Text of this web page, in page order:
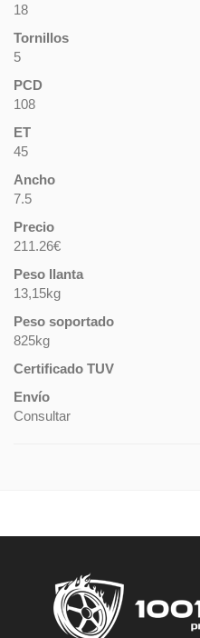
18
Tornillos
5
PCD
108
ET
45
Ancho
7.5
Precio
211.26€
Peso llanta
13,15kg
Peso soportado
825kg
Certificado TUV
Envío
Consultar